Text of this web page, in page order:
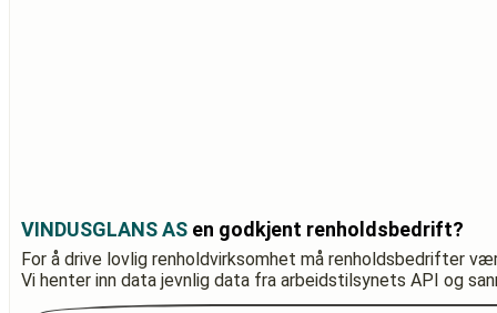
VINDUSGLANS AS en godkjent renholdsbedrift?
For å drive lovlig renholdvirksomhet må renholdsbedrifter
Vi henter inn data jevnlig data fra arbeidstilsynets API og